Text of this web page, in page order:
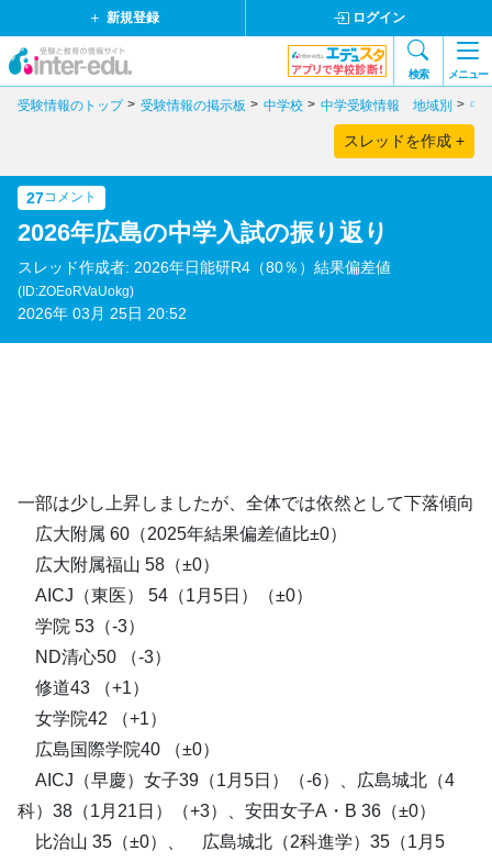
新規登録 ログイン
検索 メニュー
受験情報のトップ 受験情報の掲示板 中学校 中学受験情報 地域別 中
スレッドを作成 +
27コメント
2026年広島の中学入試の振り返り
スレッド作成者: 2026年日能研R4（80％）結果偏差値
(ID:ZOEoRVaUokg)
2026年 03月 25日 20:52
一部は少し上昇しましたが、全体では依然として下落傾向
広大附属 60（2025年結果偏差値比±0）
広大附属福山 58（±0）
AICJ（東医） 54（1月5日）（±0）
学院 53（-3）
ND清心50 （-3）
修道43 （+1）
女学院42 （+1）
広島国際学院40 （±0）
AICJ（早慶）女子39（1月5日）（-6）、広島城北（4
科）38（1月21日）（+3）、安田女子A・B 36（±0）
比治山 35（±0）、 広島城北（2科進学）35（1月5